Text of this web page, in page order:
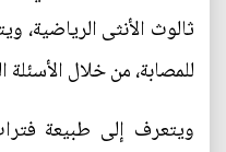
ثالوث الأنثى الرياضية،
للمصابة، من خلال
ويتعرف إلى طبيعة